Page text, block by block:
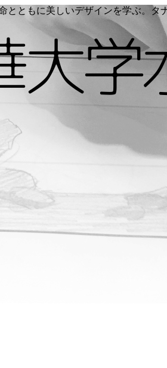
ともに美しいデザインを学ぶ。タ